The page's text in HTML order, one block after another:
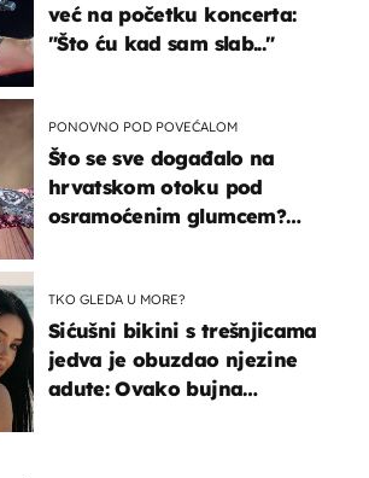
već na početku koncerta:
"Što ću kad sam slab..."
PONOVNO POD POVEĆALOM
Što se sve događalo na
hrvatskom otoku pod
osramoćenim glumcem?
TKO GLEDA U MORE?
Sićušni bikini s trešnjicama
jedva je obuzdao njezine
adute: Ovako bujna